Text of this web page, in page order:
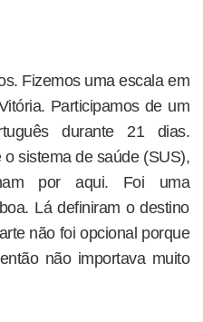
Fizemos uma escala em
Participamos de um
durante 21 dias.
sistema de saúde (SUS),
por aqui. Foi uma
Lá definiram o destino
não foi opcional porque
não importava muito